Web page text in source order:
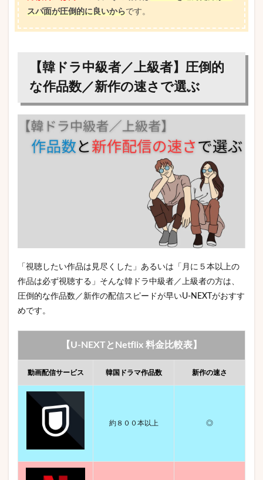
スパ面が圧倒的に良いからです。
【韓ドラ中級者／上級者】圧倒的
な作品数／新作の速さで選ぶ
「視聴したい作品は見尽くした」あるいは「月に５本以上の
作品は必ず視聴する」そんな韓ドラ中級者／上級者の方は、
圧倒的な作品数／新作の配信スピードが早いU-NEXTがおすす
めです。
【U-NEXTとNetflix 料金比較表】
動画配信サービス 韓国ドラマ作品数 新作の速さ
約８００本以上 ◎